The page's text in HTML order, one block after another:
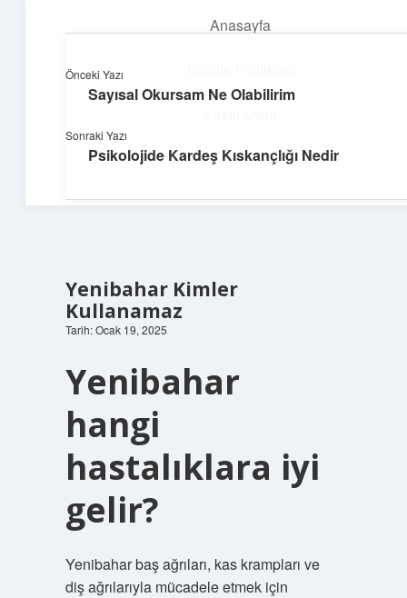
Anasayfa
Hakkımızda
Dijital dünyada keyifli bir macera!
Yenibahar Kimler
Kullanamaz
Tarih: Ocak 19, 2025
Yenibahar
hangi
hastalıklara iyi
gelir?
Yenibahar baş ağrıları, kas krampları ve
diş ağrılarıyla mücadele etmek için
Önceki Yazı
Sayısal Okursam Ne Olabilirim
Sonraki Yazı
Psikolojide Kardeş Kıskançlığı Nedir